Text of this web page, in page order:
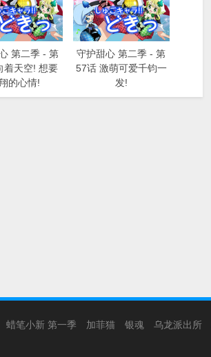
第二季 - 第
着天空! 想要
的心情!
守护甜心 第二季 - 第
57话 激萌可爱千钧一
发!
蜡笔小新 第一季 加菲猫 银魂 乌龙派出所